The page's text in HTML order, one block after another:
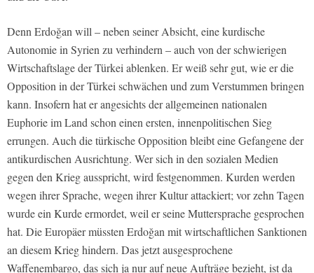
Denn Erdoğan will – neben seiner Absicht, eine kurdische
Autonomie in Syrien zu verhindern – auch von der schwierigen
Wirtschaftslage der Türkei ablenken. Er weiß sehr gut, wie er die
Opposition in der Türkei schwächen und zum Verstummen bringen
kann. Insofern hat er angesichts der allgemeinen nationalen
Euphorie im Land schon einen ersten, innenpolitischen Sieg
errungen. Auch die türkische Opposition bleibt eine Gefangene der
antikurdischen Ausrichtung. Wer sich in den sozialen Medien
gegen den Krieg ausspricht, wird festgenommen. Kurden werden
wegen ihrer Sprache, wegen ihrer Kultur attackiert; vor zehn Tagen
wurde ein Kurde ermordet, weil er seine Muttersprache gesprochen
hat. Die Europäer müssten Erdoğan mit wirtschaftlichen Sanktionen
an diesem Krieg hindern. Das jetzt ausgesprochene
Waffenembargo, das sich ja nur auf neue Aufträge bezieht, ist da